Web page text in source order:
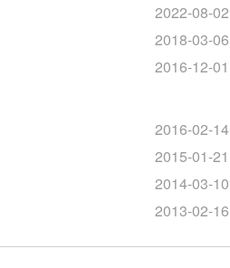
2022-08-02
2018-03-06
2016-12-01
2016-02-14
2015-01-21
2014-03-10
2013-02-16